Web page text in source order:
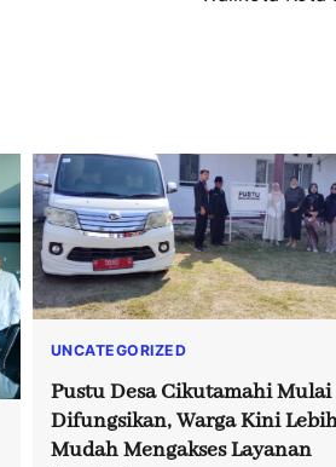
UNCATEGORIZED
Pustu Desa Cikutamahi Mulai
Difungsikan, Warga Kini
Mudah Mengakses Layanan